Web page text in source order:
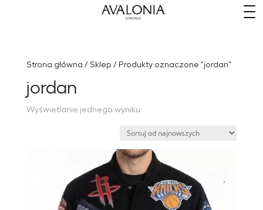
Strona główna / Sklep / Produkty oznaczone “jordan”
jordan
Wyświetlanie jednego wyniku